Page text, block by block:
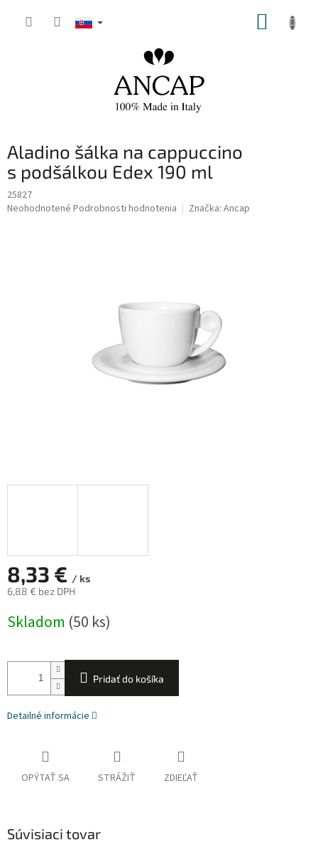
Aladino šálka na cappuccino
s podšálkou Edex 190 ml
25827
Priemerné
Neohodnotené Podrobnosti hodnotenia Značka: Ancap
8,33 € / ks
6,88 € bez DPH
cena:
Skladom (50 ks)
Pridať do košíka
Detailné informácie
OPÝTAŤ SA STRÁŽIŤ ZDIEĽAŤ
Súvisiaci tovar